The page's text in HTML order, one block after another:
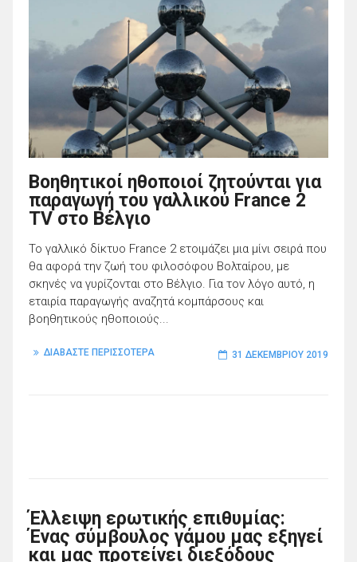
Βοηθητικοί ηθοποιοί ζητούνται για
παραγωγή του γαλλικού France 2
TV στο Βέλγιο
Το γαλλικό δίκτυο France 2 ετοιμάζει μια μίνι σειρά που
θα αφορά την ζωή του φιλοσόφου Βολταίρου, με
σκηνές να γυρίζονται στο Βέλγιο. Για τον λόγο αυτό, η
εταιρία παραγωγής αναζητά κομπάρσους και
βοηθητικούς ηθοποιούς...
ΔΙΑΒΑΣΤΕ ΠΕΡΙΣΣΟΤΕΡΑ 31 ΔΕΚΕΜΒΡΊΟΥ 2019
Έλλειψη ερωτικής επιθυμίας:
Ένας σύμβουλος γάμου μας εξηγεί
και μας προτείνει διεξόδους